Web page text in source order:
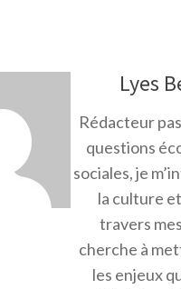
Lyes
Rédacteur
questions
sociales, je
la culture
travers
cherche à
les enjeux